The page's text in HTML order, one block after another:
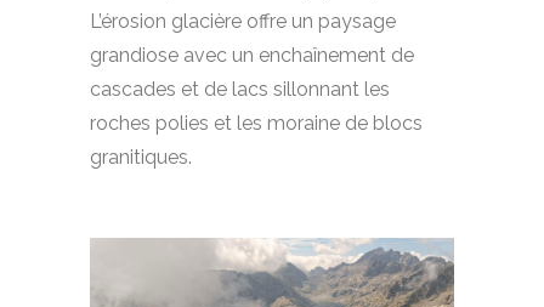
L’érosion glacière offre un paysage
grandiose avec un enchaînement de
cascades et de lacs sillonnant les
roches polies et les moraine de blocs
granitiques.